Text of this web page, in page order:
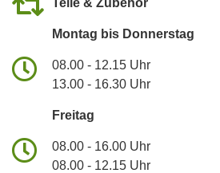
Montag bis Donnerstag
08.00 - 12.15 Uhr
13.00 - 16.30 Uhr
Freitag
08.00 - 16.00 Uhr
08.00 - 12.15 Uhr